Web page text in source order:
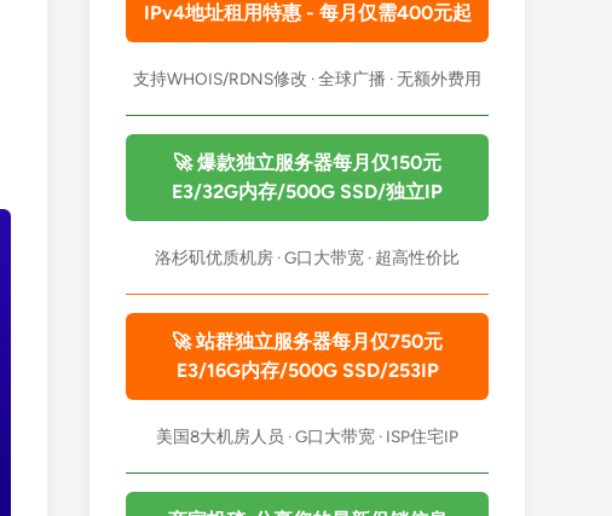
IPv4地址租用特惠 - 每月仅需400元起
支持WHOIS/RDNS修改 · 全球广播 · 无额外费用
🚀 爆款独立服务器每月仅150元
E3/32G内存/500G SSD/独立IP
洛杉矶优质机房 · G口大带宽 · 超高性价比
🚀 站群独立服务器每月仅750元
E3/16G内存/500G SSD/253IP
美国8大机房人员 · G口大带宽 · ISP住宅IP